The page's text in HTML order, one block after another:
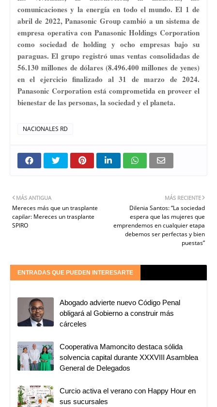
comunicaciones y la energía en todo el mundo. El 1 de
abril de 2022, Panasonic Group cambió a un sistema de
empresa operativa con Panasonic Holdings Corporation
como sociedad de holding y ocho empresas bajo su
paraguas. El grupo registró unas ventas consolidadas de
56.130 millones de dólares (8.496.400 millones de yenes)
en el ejercicio finalizado al 31 de marzo de 2024.
Panasonic Corporation está comprometida en proveer el
bienestar de las personas, la sociedad y el planeta.
NACIONALES RD
MÁS RECIENTE
Dilenia Santos: “La sociedad
espera que las mujeres que
emprendemos en cualquier etapa
debemos ser perfectas y bien
puestas”
MÁS ANTIGUA
Mereces más que un trasplante
capilar: Mereces un trasplante
SPIRO
ENTRADAS QUE PUEDEN INTERESARTE
Abogado advierte nuevo Código Penal
obligará al Gobierno a construir más
cárceles
Cooperativa Mamoncito destaca sólida
solvencia capital durante XXXVIII Asamblea
General de Delegados
Curcio activa el verano con Happy Hour en
sus sucursales